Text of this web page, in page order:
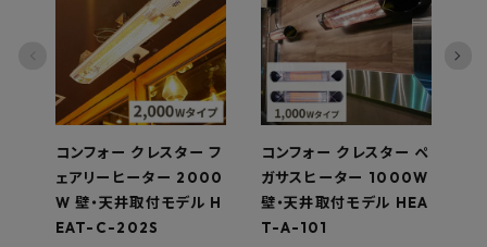
コンフォー クレスター フ
ェアリーヒーター 2000
W 壁・天井取付モデル H
EAT-C-202S
コンフォー クレスター ペ
ガサスヒーター 1000W
壁・天井取付モデル HEA
T-A-101